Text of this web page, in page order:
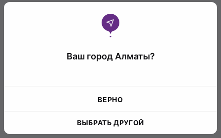
Ваш город Алматы?
ВЕРНО
ВЫБРАТЬ ДРУГОЙ